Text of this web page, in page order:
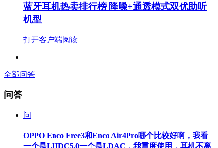
蓝牙耳机热卖排行榜 降噪+通透模式双优助听
机型
打开客户端阅读
全部问答
问答
问
OPPO Enco Free3和Enco Air4Pro哪个比较好啊，我看
一个是LHDC5.0一个是LDAC，我重度使用，耳机不离